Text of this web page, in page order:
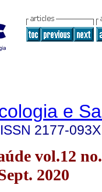
e
ISSN 2177-093X
vol.12
2020